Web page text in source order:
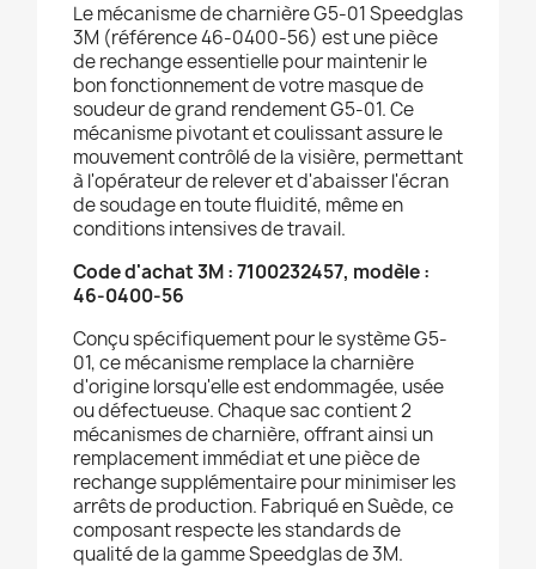
Le mécanisme de charnière G5-01 Speedglas
3M (référence 46-0400-56) est une pièce
de rechange essentielle pour maintenir le
bon fonctionnement de votre masque de
soudeur de grand rendement G5-01. Ce
mécanisme pivotant et coulissant assure le
mouvement contrôlé de la visière, permettant
à l'opérateur de relever et d'abaisser l'écran
de soudage en toute fluidité, même en
conditions intensives de travail.
Code d'achat 3M : 7100232457, modèle :
46-0400-56
Conçu spécifiquement pour le système G5-
01, ce mécanisme remplace la charnière
d'origine lorsqu'elle est endommagée, usée
ou défectueuse. Chaque sac contient 2
mécanismes de charnière, offrant ainsi un
remplacement immédiat et une pièce de
rechange supplémentaire pour minimiser les
arrêts de production. Fabriqué en Suède, ce
composant respecte les standards de
qualité de la gamme Speedglas de 3M.